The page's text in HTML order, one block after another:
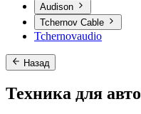
Audison
Tchernov Cable
Tchernovaudio
Назад
Техника для авто